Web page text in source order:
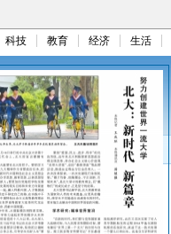
科技 教育 经济 生活